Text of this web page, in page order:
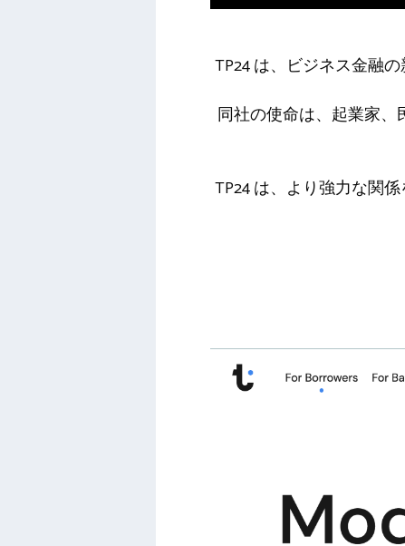
TP24 は、ビジネス金融
同社の使命は、起業家
TP24 は、より強力な関